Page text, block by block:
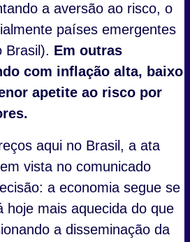
a aversão ao risco, o
países emergentes
Brasil). Em outras
com inflação alta, baixo
apetite ao risco por
aqui no Brasil, a ata
vista no comunicado
a economia segue se
hoje mais aquecida do que
a disseminação da